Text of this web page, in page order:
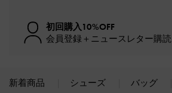
初回購入10%OFF
会員登録＋ニュースレター購読
新着商品 シューズ バッグ